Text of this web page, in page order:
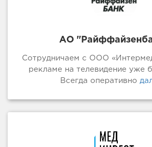
АО
Сотрудничаем с ООО
рекламе на телевидение уже
Всегда оперативно